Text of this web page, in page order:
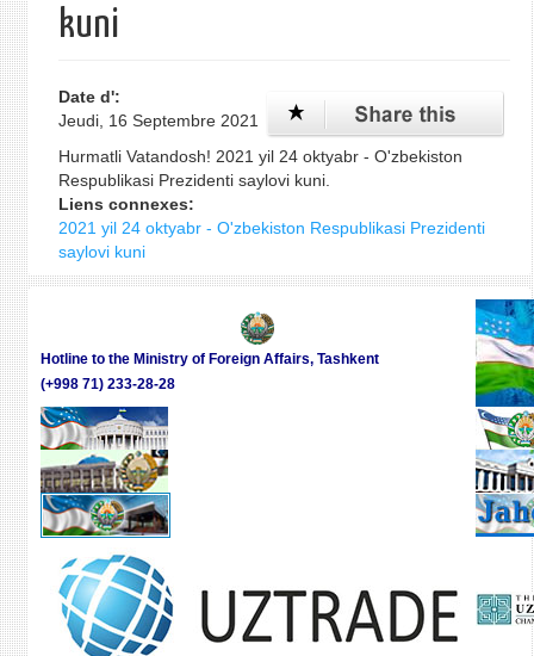
kuni
Date d':
Jeudi, 16 Septembre 2021
Hurmatli Vatandosh! 2021 yil 24 oktyabr - O'zbekiston
Respublikasi Prezidenti saylovi kuni.
Liens connexes:
2021 yil 24 oktyabr - O'zbekiston Respublikasi Prezidenti
saylovi kuni
Hotline to the Ministry of Foreign Affairs, Tashkent
(+998 71) 233-28-28